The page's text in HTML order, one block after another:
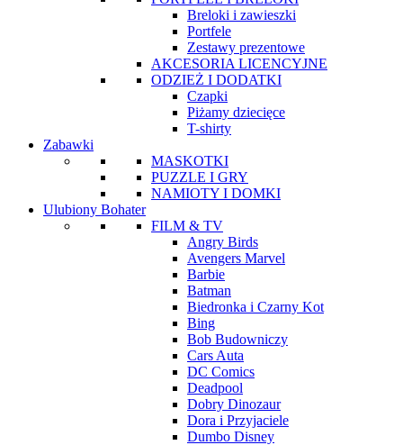
Breloki i zawieszki
Portfele
Zestawy prezentowe
AKCESORIA LICENCYJNE
ODZIEŻ I DODATKI
Czapki
Piżamy dziecięce
T-shirty
Zabawki
MASKOTKI
PUZZLE I GRY
NAMIOTY I DOMKI
Ulubiony Bohater
FILM & TV
Angry Birds
Avengers Marvel
Barbie
Batman
Biedronka i Czarny Kot
Bing
Bob Budowniczy
Cars Auta
DC Comics
Deadpool
Dobry Dinozaur
Dora i Przyjaciele
Dumbo Disney